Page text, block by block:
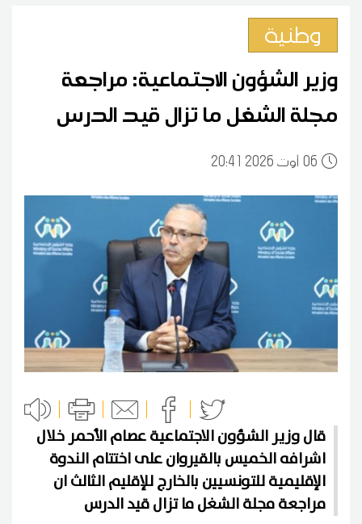
وطنية
وزير الشؤون الاجتماعية: مراجعة
مجلة الشغل ما تزال قيد الدرس
0620:41 2026 أوت
قال وزير الشؤون الاجتماعية عصام الأحمر خلال
اشرافه الخميس بالقيروان على اختتام الندوة
الإقليمية للتونسيين بالخارج للإقليم الثالث ان
مراجعة مجلة الشغل ما تزال قيد الدرس